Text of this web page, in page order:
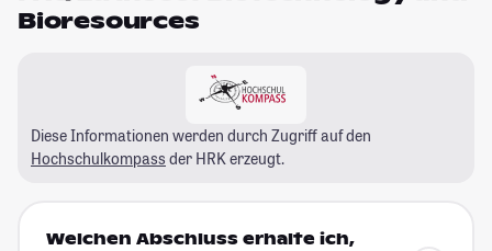
Bioresources
Diese Informationen werden durch Zugriff auf den
Hochschulkompass der HRK erzeugt.
Welchen Abschluss erhalte ich,